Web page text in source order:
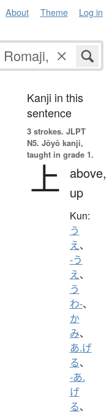
About Theme Log in
Kanji in this
sentence
3 strokes. JLPT
N5. Jōyō kanji,
taught in grade 1.
上
above,
up
Kun:
う
え、
-う
え、
う
わ-、
か
み、
あ.げ
る、
-あ.
げ
る、